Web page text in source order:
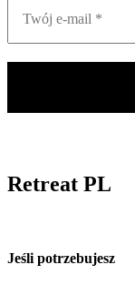
Retreat PL
Jeśli potrzebujesz